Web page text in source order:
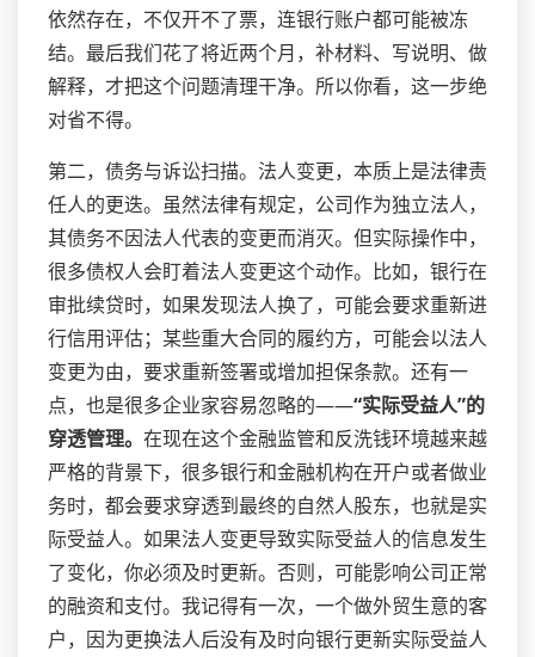
依然存在，不仅开不了票，连银行账户都可能被冻
结。最后我们花了将近两个月，补材料、写说明、做
解释，才把这个问题清理干净。所以你看，这一步绝
对省不得。
第二，债务与诉讼扫描。法人变更，本质上是法律责
任人的更迭。虽然法律有规定，公司作为独立法人，
其债务不因法人代表的变更而消灭。但实际操作中，
很多债权人会盯着法人变更这个动作。比如，银行在
审批续贷时，如果发现法人换了，可能会要求重新进
行信用评估；某些重大合同的履约方，可能会以法人
变更为由，要求重新签署或增加担保条款。还有一
点，也是很多企业家容易忽略的——“实际受益人”的
穿透管理。 在现在这个金融监管和反洗钱环境越来越
严格的背景下，很多银行和金融机构在开户或者做业
务时，都会要求穿透到最终的自然人股东，也就是实
际受益人。如果法人变更导致实际受益人的信息发生
了变化，你必须及时更新。否则，可能影响公司正常
的融资和支付。我记得有一次，一个做外贸生意的客
户，因为更换法人后没有及时向银行更新实际受益人